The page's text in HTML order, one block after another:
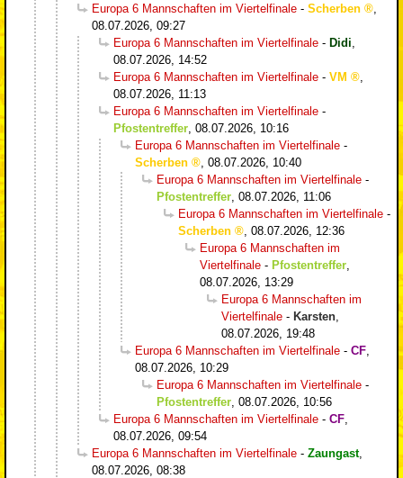
Europa 6 Mannschaften im Viertelfinale - Scherben
08.07.2026, 09:27
Europa 6 Mannschaften im Viertelfinale - Didi
08.07.2026, 14:52
Europa 6 Mannschaften im Viertelfinale - VM
08.07.2026, 11:13
Europa 6 Mannschaften im Viertelfinale -
Pfostentreffer 08.07.2026, 10:16
Europa 6 Mannschaften im Viertelfinale -
Scherben
08.07.2026, 10:40
Europa 6 Mannschaften im Viertelfinale -
Pfostentreffer 08.07.2026, 11:06
Europa 6 Mannschaften im Viertelfinale -
Scherben
08.07.2026, 12:36
Europa 6 Mannschaften im
Viertelfinale - Pfostentreffer
08.07.2026, 13:29
Europa 6 Mannschaften im
Viertelfinale - Karsten
08.07.2026, 19:48
Europa 6 Mannschaften im Viertelfinale - CF
08.07.2026, 10:29
Europa 6 Mannschaften im Viertelfinale -
Pfostentreffer 08.07.2026, 10:56
Europa 6 Mannschaften im Viertelfinale - CF
08.07.2026, 09:54
Europa 6 Mannschaften im Viertelfinale - Zaungast,
08.07.2026, 08:38